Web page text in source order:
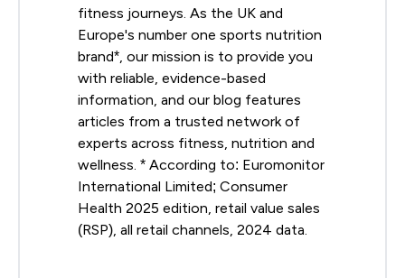
fitness journeys. As the UK and
Europe's number one sports nutrition
brand*, our mission is to provide you
with reliable, evidence-based
information, and our blog features
articles from a trusted network of
experts across fitness, nutrition and
wellness. * According to: Euromonitor
International Limited; Consumer
Health 2025 edition, retail value sales
(RSP), all retail channels, 2024 data.